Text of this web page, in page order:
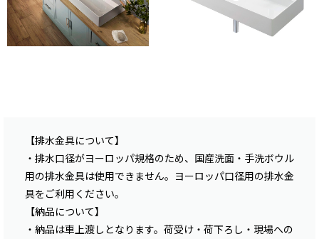
【排水金具について】
・排水口径がヨーロッパ規格のため、国産洗面・手洗ボウル
用の排水金具は使用できません。ヨーロッパ口径用の排水金
具をご利用ください。
【納品について】
・納品は車上渡しとなります。荷受け・荷下ろし・現場への